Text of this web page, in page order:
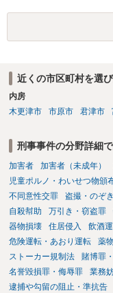
近くの市区町村を選
内房
木更津市
市原市 君津市
刑事事件の分野詳細
加害者 加害者（未成年）
児童ポルノ・わいせつ物頒
不同意性交罪
盗撮・のぞき
自殺幇助
万引き・窃盗罪
器物損壊
住居侵入 飲酒
危険運転・あおり運転
薬
ストーカー規制法
賭博罪
名誉毀損罪・侮辱罪
業務
逮捕や勾留の阻止・準抗告